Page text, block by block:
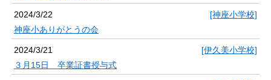
2024/3/22
[神座小学校]
神座小ありがとうの会
2024/3/21
[伊久美小学校]
３月15日 卒業証書授与式